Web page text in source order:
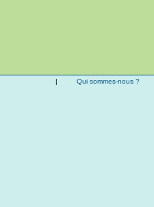
| Qui sommes-nous ?